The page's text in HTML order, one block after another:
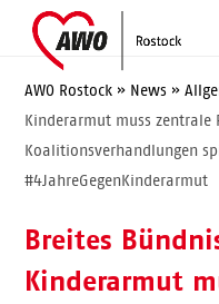
content
Open
mobile
menu
Close
mobile
menu
AWO Rostock » News »
Kinderarmut muss zentrale
Koalitionsverhandlungen
#4JahreGegenKinderarmut
Breites
Kinderarmut